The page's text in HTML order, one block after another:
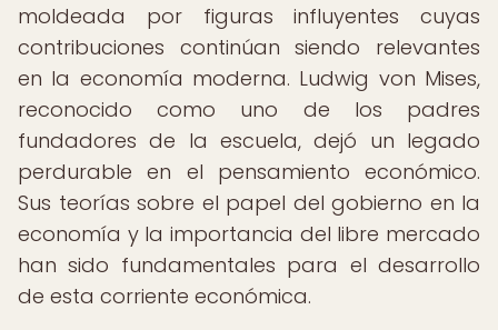
moldeada por figuras influyentes cuyas
contribuciones continúan siendo relevantes
en la economía moderna. Ludwig von Mises,
reconocido como uno de los padres
fundadores de la escuela, dejó un legado
perdurable en el pensamiento económico.
Sus teorías sobre el papel del gobierno en la
economía y la importancia del libre mercado
han sido fundamentales para el desarrollo
de esta corriente económica.